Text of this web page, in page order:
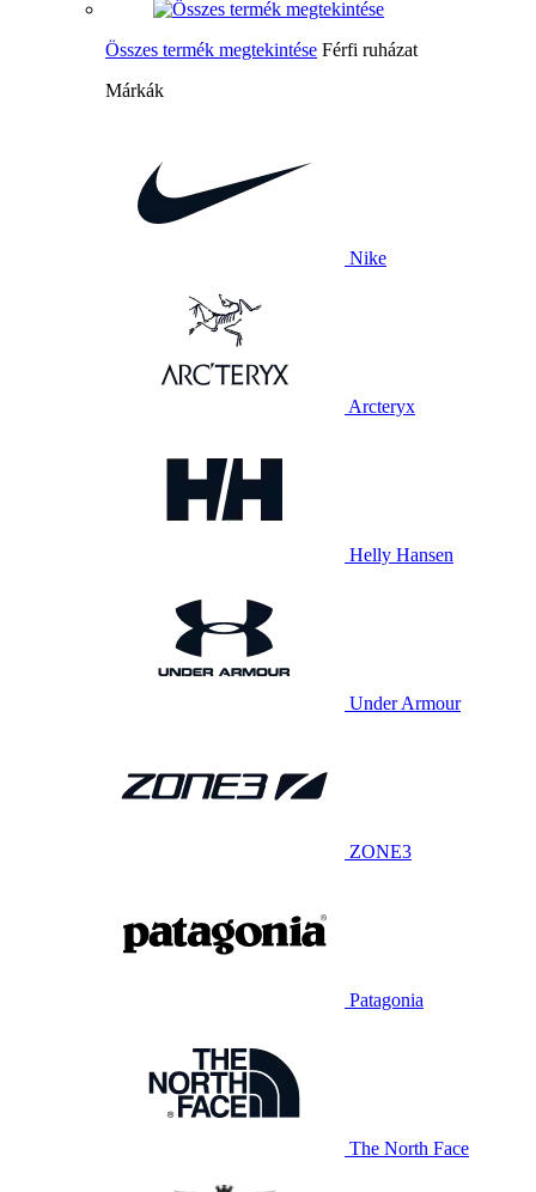
Összes termék megtekintése Férfi ruházat
Márkák
Nike
Arcteryx
Helly Hansen
Under Armour
ZONE3
Patagonia
The North Face